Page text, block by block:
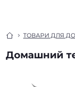
ТОВАРИ ДЛЯ
Домашний